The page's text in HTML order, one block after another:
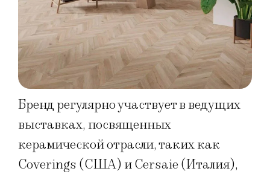
Бренд регулярно участвует в ведущих
выставках, посвященных
керамической отрасли, таких как
Coverings (США) и Cersaie (Италия),